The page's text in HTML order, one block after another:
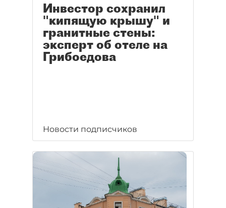
Инвестор сохранил
"кипящую крышу" и
гранитные стены:
эксперт об отеле на
Грибоедова
Новости подписчиков